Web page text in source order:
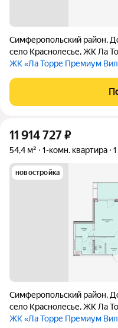
Симферопольский район,
село Краснолесье,ЖК Ла
ЖК «Ла Торре Премиум
11 914 727₽
54,4 м² 1-комн. квартира
новостройка
Симферопольский район,
село Краснолесье,ЖК Ла
ЖК «Ла Торре Премиум